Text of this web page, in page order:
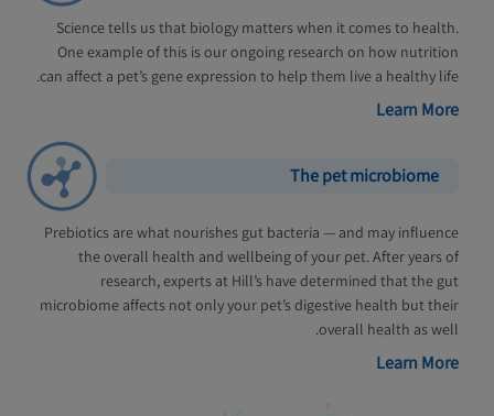
Science tells us that biology matters when it comes to health.
One example of this is our ongoing research on how nutrition
can affect a pet’s gene expression to help them live a healthy life.
Learn More
The pet microbiome
Prebiotics are what nourishes gut bacteria — and may influence
the overall health and wellbeing of your pet. After years of
research, experts at Hill’s have determined that the gut
microbiome affects not only your pet’s digestive health but their
overall health as well.
Learn More